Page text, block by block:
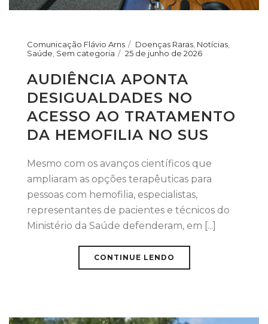
Comunicação Flávio Arns Doenças Raras Notícias
Saúde Sem categoria 25 de junho de 2026
AUDIÊNCIA APONTA
DESIGUALDADES NO
ACESSO AO TRATAMENTO
DA HEMOFILIA NO SUS
Mesmo com os avanços científicos que
ampliaram as opções terapêuticas para
pessoas com hemofilia, especialistas,
representantes de pacientes e técnicos do
Ministério da Saúde defenderam, em [...]
CONTINUE LENDO